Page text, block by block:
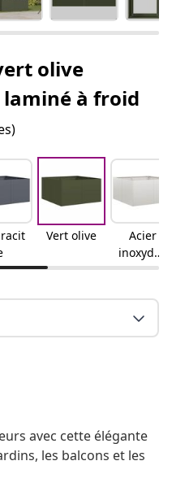
olive
laminé à froid
Vert olive
Acier
inoxydab
le
avec cette élégante
les balcons et les